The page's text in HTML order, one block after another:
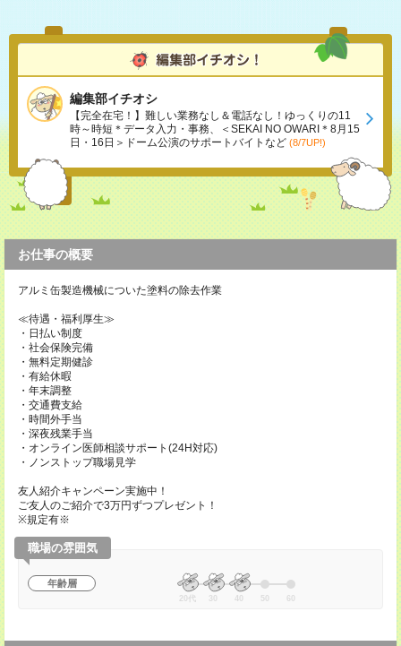
編集部イチオシ
【完全在宅！】難しい業務なし＆電話なし！ゆっくりの11
時～時短＊データ入力・事務、＜SEKAI NO OWARI＊8月15
日・16日＞ドーム公演のサポートバイトなど (8/7UP!)
お仕事の概要
アルミ缶製造機械についた塗料の除去作業
≪待遇・福利厚生≫
・日払い制度
・社会保険完備
・無料定期健診
・有給休暇
・年末調整
・交通費支給
・時間外手当
・深夜残業手当
・オンライン医師相談サポート(24H対応)
・ノンストップ職場見学
友人紹介キャンペーン実施中！
ご友人のご紹介で3万円ずつプレゼント！
※規定有※
職場の雰囲気
年齢層
20代 30 40 50 60